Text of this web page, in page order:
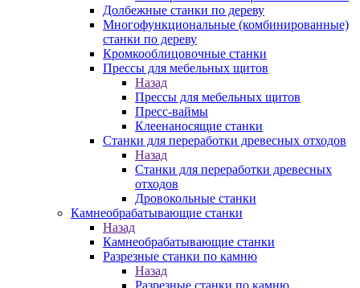
Долбежные станки по дереву
Многофункциональные (комбинированные)
станки по дереву
Кромкооблицовочные станки
Прессы для мебельных щитов
Назад
Прессы для мебельных щитов
Пресс-ваймы
Клеенаносящие станки
Станки для переработки древесных отходов
Назад
Станки для переработки древесных
отходов
Дровокольные станки
Камнеобрабатывающие станки
Назад
Камнеобрабатывающие станки
Разрезные станки по камню
Назад
Разрезные станки по камню